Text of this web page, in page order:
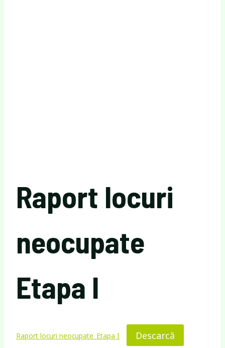
Raport locuri
neocupate
Etapa I
Raport locuri neocupate_Etapa I Descarcă